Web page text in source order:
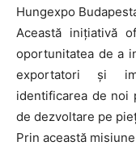
Hungexpo
Această inițiativă
oportunitatea de a
exportatori și
identificarea de noi
de dezvoltare pe
Prin această